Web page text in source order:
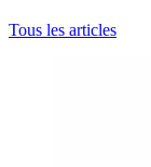
Tous les articles